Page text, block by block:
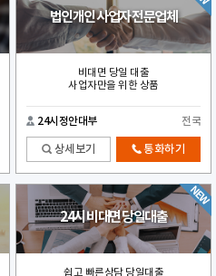
법인개인 사업자 전문업체
비대면 당일 대출
사업자만을 위한 상품
24시정안대부 전국
상세보기 통화하기
24시 비대면 당일대출
쉽고 빠른상담 당일대출